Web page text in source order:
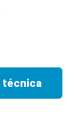
técnica